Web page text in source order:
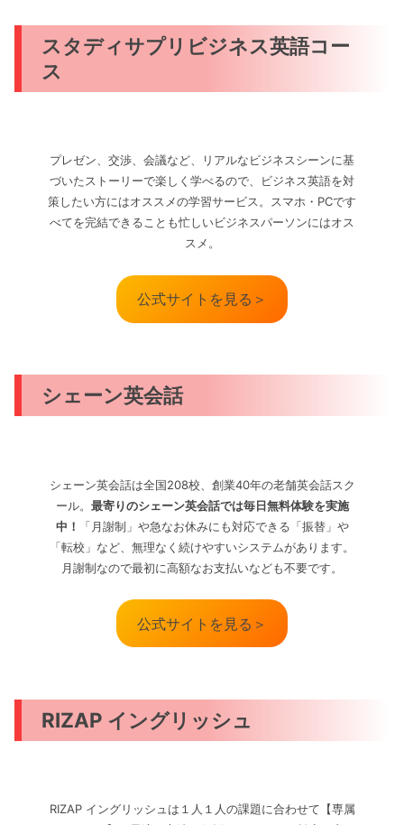
スタディサプリビジネス英語コー
ス
プレゼン、交渉、会議など、リアルなビジネスシーンに基
づいたストーリーで楽しく学べるので、ビジネス英語を対
策したい方にはオススメの学習サービス。スマホ・PCです
べてを完結できることも忙しいビジネスパーソンにはオス
スメ。
公式サイトを見る＞
シェーン英会話
シェーン英会話は全国208校、創業40年の老舗英会話スク
ール。 最寄りのシェーン英会話では毎日無料体験を実施
中！
「月謝制」や急なお休みにも対応できる「振替」や
「転校」など、無理なく続けやすいシステムがあります。
月謝制なので最初に高額なお支払いなども不要です。
公式サイトを見る＞
RIZAP イングリッシュ
RIZAP イングリッシュは１人１人の課題に合わせて【専属